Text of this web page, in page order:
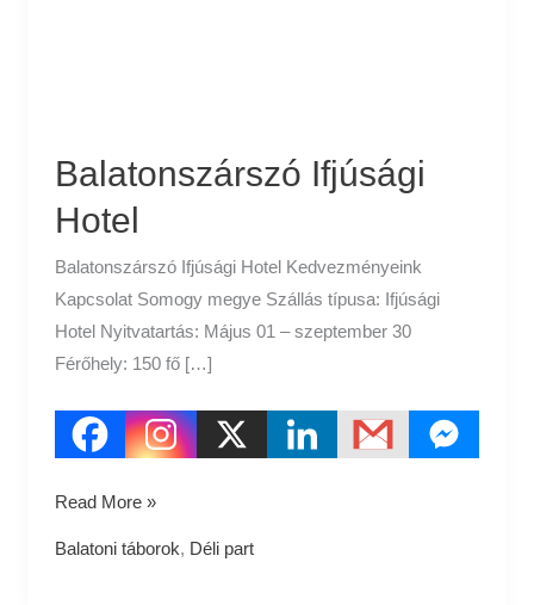
Balatonszárszó Ifjúsági
Hotel
Balatonszárszó Ifjúsági Hotel Kedvezményeink
Kapcsolat Somogy megye Szállás típusa: Ifjúsági
Hotel Nyitvatartás: Május 01 – szeptember 30
Férőhely: 150 fő […]
Read More »
Balatoni táborok, Déli part